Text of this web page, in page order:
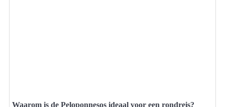
Waarom is de Peloponnesos ideaal voor een rondreis?